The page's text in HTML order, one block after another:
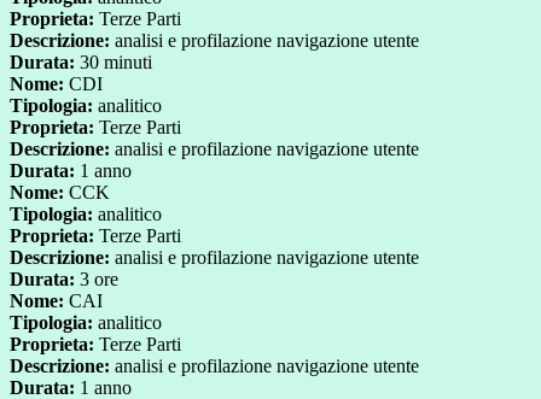
Proprieta: Terze Parti
Descrizione: analisi e profilazione navigazione utente
Durata: 30 minuti
Nome: CDI
Tipologia: analitico
Proprieta: Terze Parti
Descrizione: analisi e profilazione navigazione utente
Durata: 1 anno
Nome: CCK
Tipologia: analitico
Proprieta: Terze Parti
Descrizione: analisi e profilazione navigazione utente
Durata: 3 ore
Nome: CAI
Tipologia: analitico
Proprieta: Terze Parti
Descrizione: analisi e profilazione navigazione utente
Durata: 1 anno